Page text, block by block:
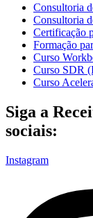
Consultoria
Consultoria
Certificação
Formação
Curso
Curso SDR
Curso
Siga a
sociais:
Instagram